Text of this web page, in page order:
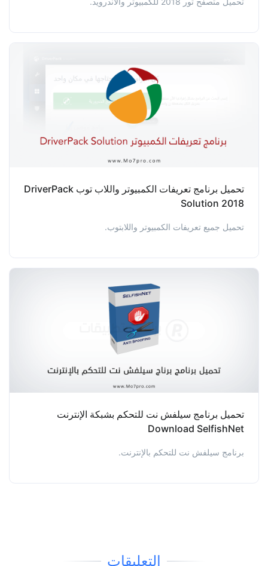
تحميل برنامج تعريفات الكمبيوتر واللاب توب DriverPack
Solution 2018
تحميل جميع تعريفات الكمبيوتر واللابتوب.
تحميل برنامج سيلفش نت للتحكم بشبكة الإنترنت
Download SelfishNet
برنامج سيلفش نت للتحكم بالإنترنت.
التعليقات